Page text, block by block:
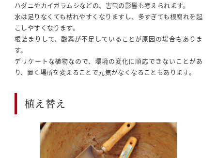
ハダニやカイガラムシなどの、害虫の影響も考えられます。
水は足りなくても枯れやすくなりますし、多すぎても根腐れを起
こしやすくなります。
根詰まりして、酸素が不足していることが原因の場合もありま
す。
デリケートな植物なので、環境の変化に順応できないことがあ
り、置く場所を変えることで元気がなくなることもあります。
植え替え